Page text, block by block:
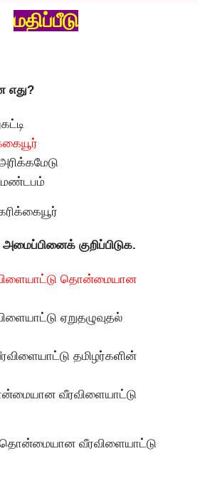
மதிப்பீடு
குறிப்பிடுக.
தொன்மையான
ஏறுதழுவுதல்
தமிழர்களின்
வீரவிளையாட்டு
தொன்மையான வீரவிளையாட்டு